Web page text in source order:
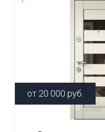
от 20 000 руб.